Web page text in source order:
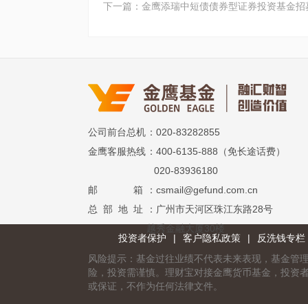
下一篇：金鹰添瑞中短债债券型证券投资基金
公司前台总机 ：020-83282855
金鹰客服热线 ：400-6135-888（免长途话费）
020-83936180
邮 箱
：csmail@gefund.com.cn
总 部 地 址
：广州市天河区珠江东路28号
越秀金融大厦30楼
投资者保护
| 客户隐私政策 |
反洗钱专栏
风险提示：基金过往业绩不代表未来表现，基金管
险，投资需谨慎。理财宝对接金鹰货币基金，投资
或保证，不作为任何法律文件。